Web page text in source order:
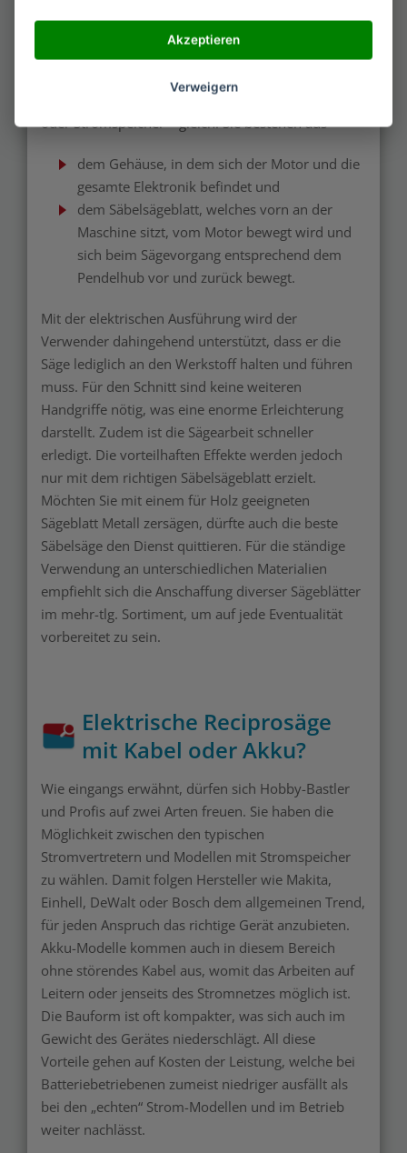
Der Aufbau einer Recipro
Prinzipiell sind alle Produkte – egal, ob mit Kabel
oder Stromspeicher – gleich. Sie bestehen aus
dem Gehäuse, in dem sich der Motor und die
gesamte Elektronik befindet und
dem Säbelsägeblatt, welches vorn an der
Maschine sitzt, vom Motor bewegt wird und
sich beim Sägevorgang entsprechend dem
Pendelhub vor und zurück bewegt.
Mit der elektrischen Ausführung wird der
Verwender dahingehend unterstützt, dass er die
Säge lediglich an den Werkstoff halten und führen
muss. Für den Schnitt sind keine weiteren
Handgriffe nötig, was eine enorme Erleichterung
darstellt. Zudem ist die Sägearbeit schneller
erledigt. Die vorteilhaften Effekte werden jedoch
nur mit dem richtigen Säbelsägeblatt erzielt.
Möchten Sie mit einem für Holz geeigneten
Sägeblatt Metall zersägen, dürfte auch die beste
Säbelsäge den Dienst quittieren. Für die ständige
Verwendung an unterschiedlichen Materialien
empfiehlt sich die Anschaffung diverser Sägeblätter
im mehr-tlg. Sortiment, um auf jede Eventualität
vorbereitet zu sein.
Elektrische Reciprosäge
mit Kabel oder Akku?
Wie eingangs erwähnt, dürfen sich Hobby-Bastler
und Profis auf zwei Arten freuen. Sie haben die
Möglichkeit zwischen den typischen
Stromvertretern und Modellen mit Stromspeicher
zu wählen. Damit folgen Hersteller wie Makita,
Einhell, DeWalt oder Bosch dem allgemeinen Trend,
für jeden Anspruch das richtige Gerät anzubieten.
Akku-Modelle kommen auch in diesem Bereich
ohne störendes Kabel aus, womit das Arbeiten auf
Leitern oder jenseits des Stromnetzes möglich ist.
Die Bauform ist oft kompakter, was sich auch im
Gewicht des Gerätes niederschlägt. All diese
Vorteile gehen auf Kosten der Leistung, welche bei
Batteriebetriebenen zumeist niedriger ausfällt als
bei den „echten“ Strom-Modellen und im Betrieb
weiter nachlässt.
Akzeptieren
Verweigern